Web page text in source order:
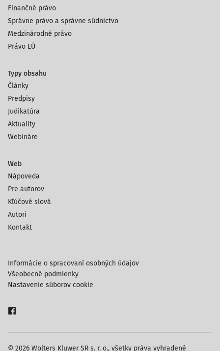
Finančné právo
Správne právo a správne súdnictvo
Medzinárodné právo
Právo EÚ
Typy obsahu
Články
Predpisy
Judikatúra
Aktuality
Webináre
Web
Nápoveda
Pre autorov
Kľúčové slová
Autori
Kontakt
© 2026 Wolters Kluwer SR s. r. o., všetky práva vyhradené
Informácie o spracovaní osobných údajov
Všeobecné podmienky
Nastavenie súborov cookie